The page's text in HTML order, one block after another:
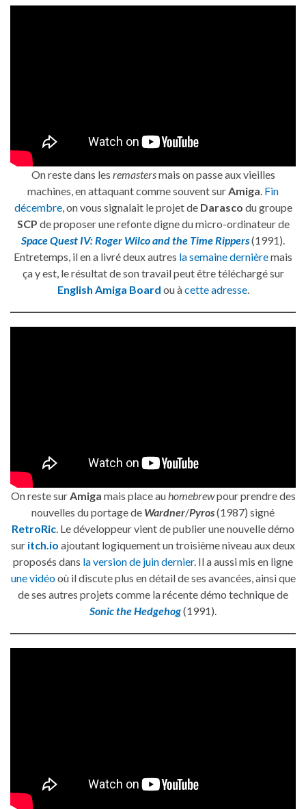
On reste dans les remastersmais on passe aux vieilles
machines, en attaquant comme souvent surAmiga. Fin
décembre, on vous signalait le projet de Darasco du groupe
SCP de proposer une refonte digne du micro-ordinateur de
Space Quest IV: Roger Wilco and the Time Rippers(1991).
Entretemps, il en a livré deux autres la semaine dernièremais
ça y est, le résultat de son travail peut être téléchargé sur
English Amiga Board ou àcette adresse.
On reste surAmiga mais place auhomebrewpour prendre des
nouvelles du portage de Wardner/Pyros(1987) signé
RetroRic. Le développeur vient de publier une nouvelle démo
sur itch.io ajoutant logiquement un troisième niveau aux deux
proposés dans la version de juin dernier. Il a aussi mis en ligne
une vidéooù il discute plus en détail de ses avancées, ainsi que
de ses autres projets comme la récente démo technique de
Sonic the Hedgehog(1991).